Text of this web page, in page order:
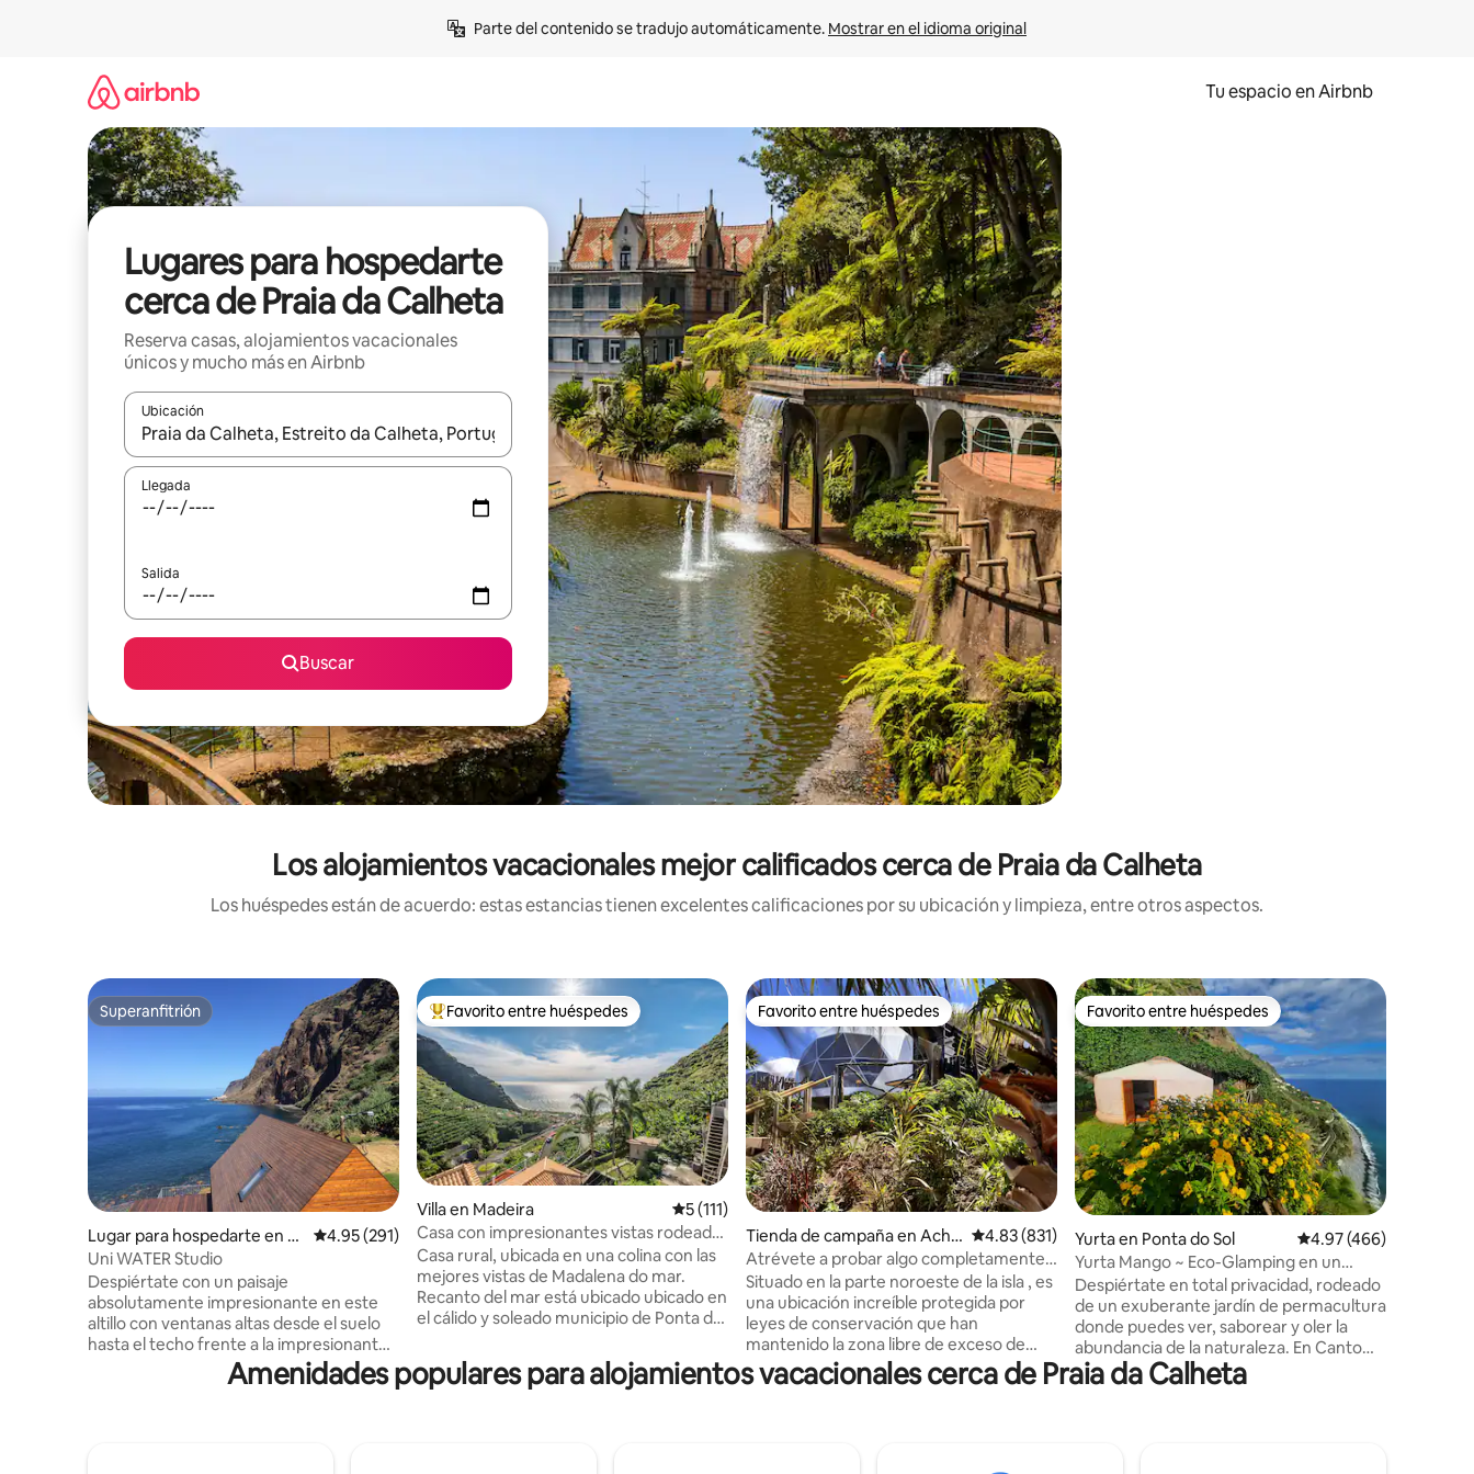
Parte del contenido se tradujo automáticamente. Mostrar en el idioma original
Tu espacio en Airbnb
Lugares para hospedarte
cerca de Praia da Calheta
Reserva casas, alojamientos vacacionales
únicos y mucho más en Airbnb
Ubicación
Cuando los resultados estén disponibles, podrás navegar usando las teclas de las flechas hacia arriba y hacia abajo, o bien tocando y deslizando la pantalla.
Llegada
Salida
Buscar
Los alojamientos vacacionales mejor calificados cerca de Praia da Calheta
Los huéspedes están de acuerdo: estas estancias tienen excelentes calificaciones por su ubicación y limpieza, entre otros aspectos.
Superanfitrión
Superanfitrión
Lugar para hospedarte en Ja
rdim do Mar
Calificación promedio: 4.95 de 5; 291 evaluaciones
4.95 (291)
Uni WATER Studio
Despiértate con un paisaje
absolutamente impresionante en este
altillo con ventanas altas desde el suelo
hasta el techo frente a la impresionante
costa de la isla, que a menudo requieren
una segunda mirada para apreciar
De los mejores en Favorito entre huéspedes
Favorito entre huéspedes
Villa en Madeira Calificación promedio: 5 de 5; 111 evaluaciones
5 (111)
Casa con impresionantes vistas rodeada
de naturaleza
Casa rural, ubicada en una colina con las
mejores vistas de Madalena do mar.
Recanto del mar está ubicado ubicado en
el cálido y soleado municipio de Ponta do
excelente exposición al sol y vistas al mar.
La propiedad tiene una vista
Favorito entre huéspedes
Favorito entre huéspedes
Tienda de campaña en Acha
das da Cruz
Calificación promedio: 4.83 de 5; 831 evaluaciones
4.83 (831)
Atrévete a probar algo completamente
diferente
Situado en la parte noroeste de la isla , es
una ubicación increíble protegida por
leyes de conservación que han
mantenido la zona libre de exceso de
desarrollo. Con vistas épicas a la
montaña y al mar (las fotos no lo hacen
es lo que más tarde, este sería el lugar al
Favorito entre huéspedes
Favorito entre huéspedes
Yurta en Ponta do Sol Calificación promedio:
4.97 (466)
Yurta Mango ~ Eco-Glamping en un
paraíso escondido
Despiértate en total privacidad, rodeado
de un exuberante jardín de permacultura
donde puedes ver, saborear y oler la
abundancia de la naturaleza. En Canto
das Fontes, en el soleado Sítio dos Anjos,
se siente como una primavera eterna
Amenidades populares para alojamientos vacacionales cerca de Praia da Calheta